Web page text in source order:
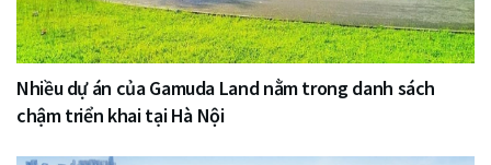
Nhiều dự án của Gamuda Land nằm trong danh sách
chậm triển khai tại Hà Nội